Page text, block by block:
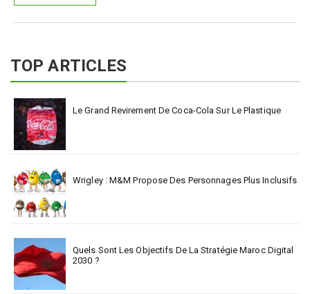
TOP ARTICLES
Le Grand Revirement De Coca-Cola Sur Le Plastique
Wrigley : M&M Propose Des Personnages Plus Inclusifs
Quels Sont Les Objectifs De La Stratégie Maroc Digital
2030 ?